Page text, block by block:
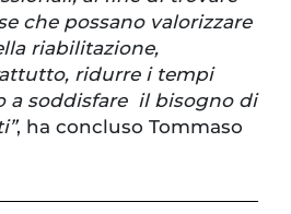
che possano valorizzare
riabilitazione,
ridurre i tempi
a soddisfare il bisogno di
, ha concluso Tommaso